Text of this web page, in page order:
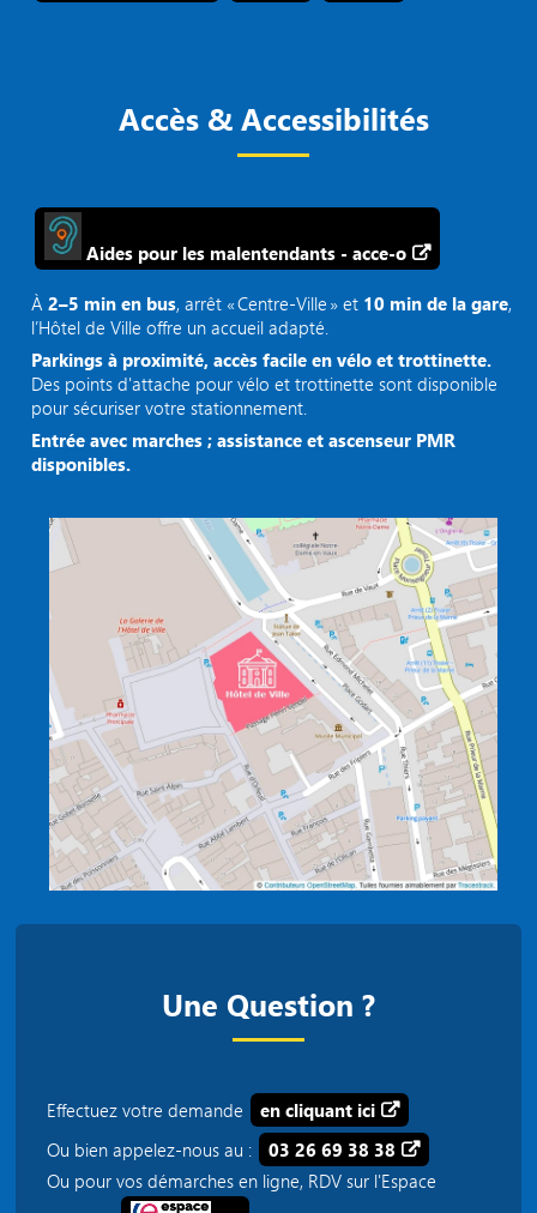
Accès & Accessibilités
Aides pour les malentendants - acce-o
À2–5 min en bus, arrêt « Centre‑Ville » et 10 min de la gare,
l’Hôtel de Ville offre un accueil adapté.
Parkings à proximité, accès facile en vélo et trottinette.
Des points d'attache pour vélo et trottinette sont disponible
pour sécuriser votre stationnement.
Entrée avec marches ; assistance et ascenseur PMR
disponibles.
Une Question ?
Effectuez votre demande
en cliquant ici
Ou bien appelez-nous au :
03 26 69 38 38
Ou pour vos démarches en ligne, RDV sur l'Espace